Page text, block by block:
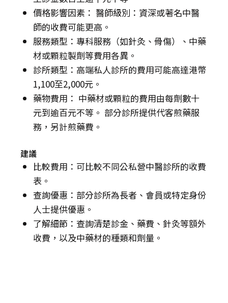
價格影響因素： 醫師級別：資深或著名中醫
師的收費可能更高。
服務類型：專科服務（如針灸、骨傷）、中藥
材或顆粒製劑等費用各異。
診所類型：高端私人診所的費用可能高達港幣
1,100至2,000元。
藥物費用： 中藥材或顆粒的費用由每劑數十
元到逾百元不等。 部分診所提供代客煎藥服
務，另計煎藥費。
建議
比較費用：可比較不同公私營中醫診所的收費
表。
查詢優惠：部分診所為長者、會員或特定身份
人士提供優惠。
了解細節：查詢清楚診金、藥費、針灸等額外
收費，以及中藥材的種類和劑量。